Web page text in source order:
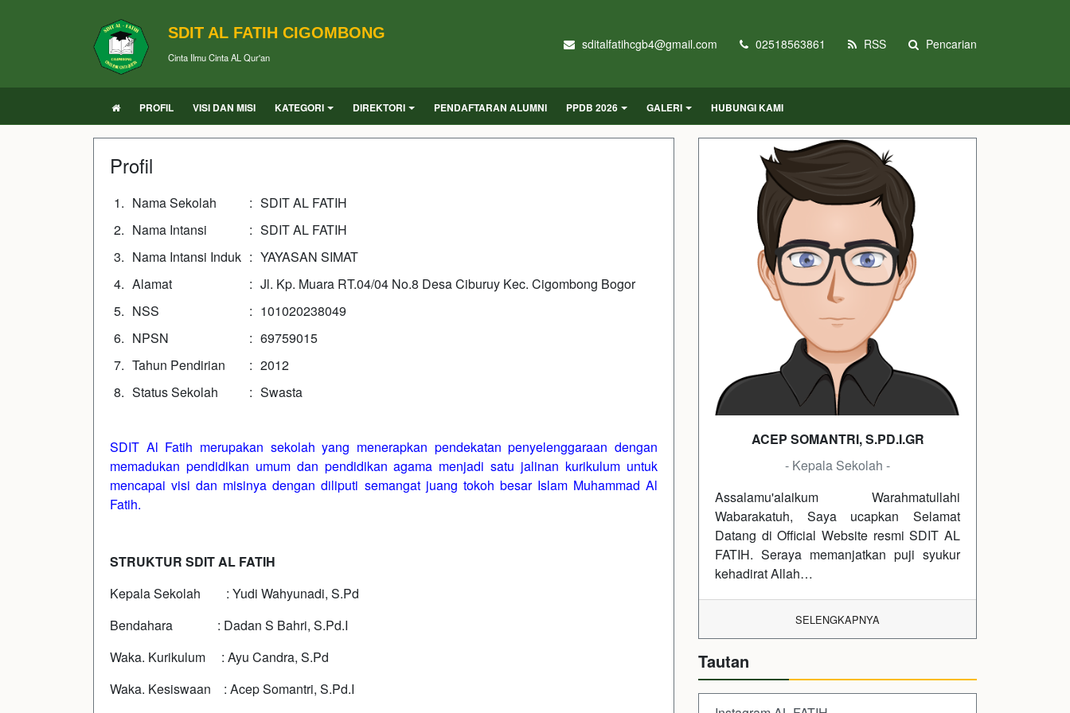
SDIT AL FATIH CIGOMBONG
Cinta Ilmu Cinta AL Qur'an
sditalfatihcgb4@gmail.com 02518563861 RSS Pencarian
PROFIL VISI DAN MISI KATEGORI DIREKTORI PENDAFTARAN ALUMNI PPDB 2026 GALERI HUBUNGI KAMI
Profil
1. Nama Sekolah : SDIT AL FATIH
2. Nama Intansi : SDIT AL FATIH
3. Nama Intansi Induk : YAYASAN SIMAT
4. Alamat : Jl. Kp. Muara RT.04/04 No.8 Desa Ciburuy Kec. Cigombong Bogor
5. NSS : 101020238049
6. NPSN : 69759015
7. Tahun Pendirian : 2012
8. Status Sekolah : Swasta
SDIT Al Fatih merupakan sekolah yang menerapkan pendekatan penyelenggaraan dengan
memadukan pendidikan umum dan pendidikan agama menjadi satu jalinan kurikulum untuk
mencapai visi dan misinya dengan diliputi semangat juang tokoh besar Islam Muhammad Al
Fatih.
STRUKTUR SDIT AL FATIH
Kepala Sekolah : Yudi Wahyunadi, S.Pd
Bendahara : Dadan S Bahri, S.Pd.I
Waka. Kurikulum : Ayu Candra, S.Pd
Waka. Kesiswaan : Acep Somantri, S.Pd.I
ACEP SOMANTRI, S.PD.I.GR
- Kepala Sekolah -
Assalamu'alaikum Warahmatullahi
Wabarakatuh, Saya ucapkan Selamat
Datang di Official Website resmi SDIT AL
FATIH. Seraya memanjatkan puji syukur
kehadirat Allah…
SELENGKAPNYA
Tautan